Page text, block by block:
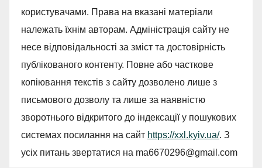
користувачами. Права на вказані матеріали
належать їхнім авторам. Адміністрація сайту не
несе відповідальності за зміст та достовірність
публікованого контенту. Повне або часткове
копіювання текстів з сайту дозволено лише з
письмового дозволу та лише за наявністю
зворотнього відкритого до індексації у пошукових
системах посилання на сайт https://xxl.kyiv.ua/. З
усіх питань звертатися на ma6670296@gmail.com